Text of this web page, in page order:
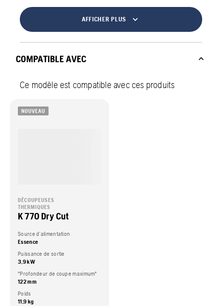
AFFICHER PLUS
COMPATIBLE AVEC
Ce modèle est compatible avec ces produits
NOUVEAU
DÉCOUPEUSES
THERMIQUES
K 770 Dry Cut
Source d’alimentation
Essence
Puissance de sortie
3,9 kW
"Profondeur de coupe maximum"
122 mm
Poids
11,9 kg